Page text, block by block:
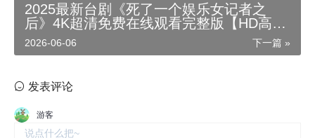
2025最新台剧《死了一个娱乐女记者之
后》4K超清免费在线观看完整版【HD高
清】【更04集】_成成影院_资源链接百度
云/夸克迅雷网盘资源链接免费下载
下一篇 »
2026-06-06
发表评论
游客